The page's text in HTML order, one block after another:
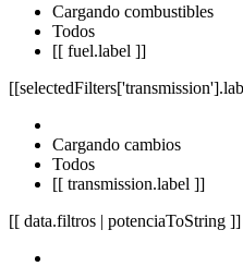
Cargando combustibles
Todos
[[ fuel.label ]]
Cargando cambios
Todos
[[ transmission.label ]]
[[ data.filtros | potenciaToString ]]